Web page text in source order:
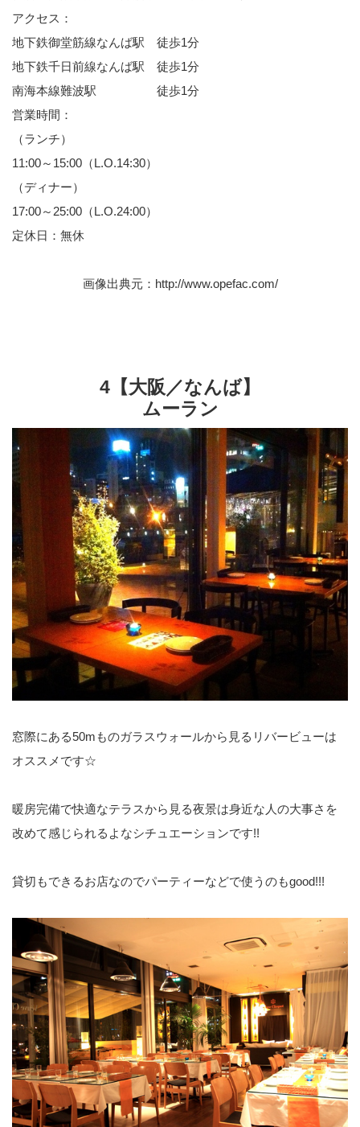
アクセス：
地下鉄御堂筋線なんば駅 徒歩1分
地下鉄千日前線なんば駅 徒歩1分
南海本線難波駅 徒歩1分
営業時間：
（ランチ）
11:00～15:00（L.O.14:30）
（ディナー）
17:00～25:00（L.O.24:00）
定休日：無休
画像出典元： http://www.opefac.com/
4【大阪／なんば】
ムーラン
窓際にある50mものガラスウォールから見るリバービューは
オススメです☆
暖房完備で快適なテラスから見る夜景は身近な人の大事さを
改めて感じられるよなシチュエーションです!!
貸切もできるお店なのでパーティーなどで使うのもgood!!!